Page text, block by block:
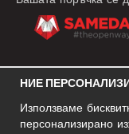
НИЕ
Използваме
персонализирано